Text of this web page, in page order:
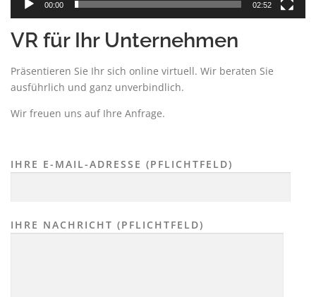
00:00 02:52
VR für Ihr Unternehmen
Präsentieren Sie Ihr sich online virtuell. Wir beraten Sie
ausführlich und ganz unverbindlich.
Wir freuen uns auf Ihre Anfrage.
IHRE E-MAIL-ADRESSE (PFLICHTFELD)
IHRE NACHRICHT (PFLICHTFELD)